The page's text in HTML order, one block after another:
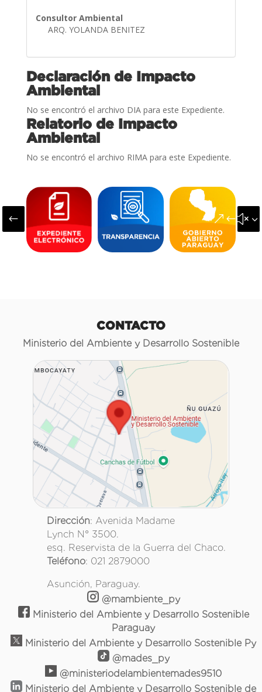
Consultor Ambiental
ARQ. YOLANDA BENITEZ
Declaración de Impacto
Ambiental
No se encontró el archivo DIA para este Expediente.
Relatorio de Impacto
Ambiental
No se encontró el archivo RIMA para este Expediente.
#
CONTACTO
Ministerio del Ambiente y Desarrollo Sostenible
Dirección: Avenida Madame
Lynch N° 3500.
esq. Reservista de la Guerra del Chaco.
Teléfono: 021 2879000
Asunción, Paraguay.
@mambiente_py
Ministerio del Ambiente y Desarrollo Sostenible
Paraguay
Ministerio del Ambiente y Desarrollo Sostenible Py
@mades_py
@ministeriodelambientemades9510
Ministerio del Ambiente y Desarrollo Sostenible de